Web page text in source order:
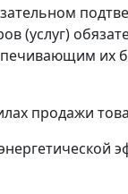
(услуг)
их
продажи